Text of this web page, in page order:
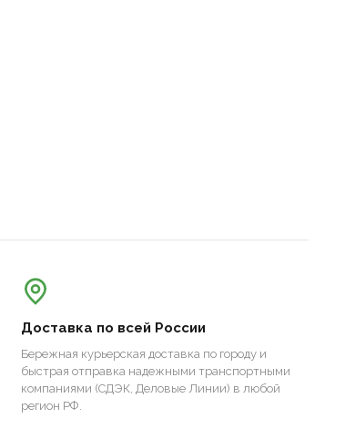
Доставка по всей России
Бережная курьерская доставка по городу и
быстрая отправка надежными транспортными
компаниями (СДЭК, Деловые Линии) в любой
регион РФ.